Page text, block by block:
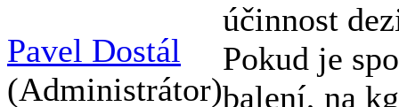
Pavel Dostál
(Administrátor)
účinnost
Pokud je
balení, na